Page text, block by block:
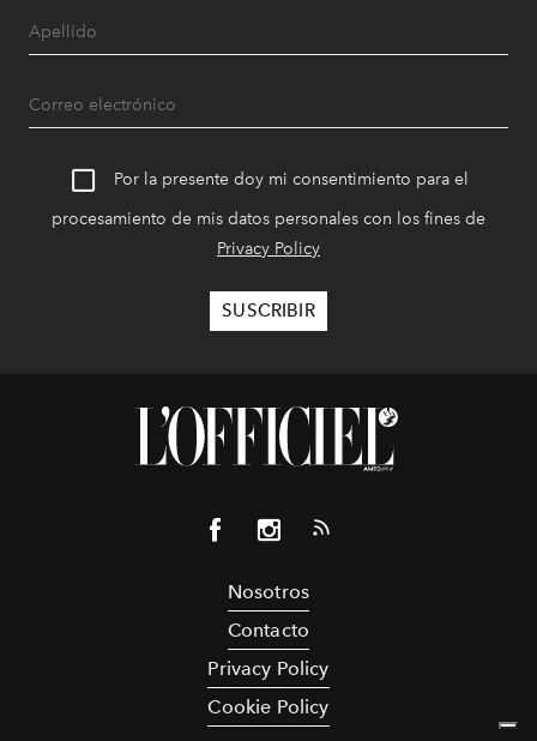
Por la presente doy mi consentimiento para el
procesamiento de mis datos personales con los fines de
Privacy Policy
Nosotros
Contacto
Privacy Policy
Cookie Policy